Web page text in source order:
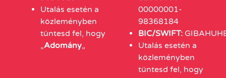
Utalás esetén a
közleményben
tüntesd fel, hogy
„Adomány„
00000001-
98368184
BIC/SWIFT:
Utalás esetén a
közleményben
tüntesd fel, hogy